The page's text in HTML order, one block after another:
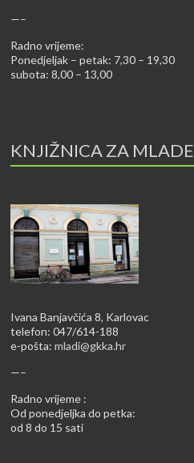
—–
Radno vrijeme:
Ponedjeljak – petak: 7,30 – 19,30
subota: 8,00 – 13,00
KNJIŽNICA ZA MLADE
Ivana Banjavčića 8, Karlovac
telefon: 047/614-188
e-pošta:mladi@gkka.hr
—–
Radno vrijeme :
Od ponedjeljka do petka:
od 8 do 15 sati